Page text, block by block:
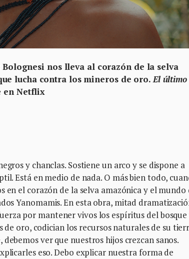
nos lleva al corazón de la selva
lucha contra los mineros de oro.El último
en Netflix
y chanclas. Sostiene un arco y se dispone a
Está en medio de nada. O más bien todo,
en el corazón de la selva amazónica y el mundo
Yanomamis. En esta obra, mitad
por mantener vivos los espíritus del bosque
oro, codician los recursos naturales de su
ver que nuestros hijos crezcan sanos.
eso. Debo explicar nuestra forma de